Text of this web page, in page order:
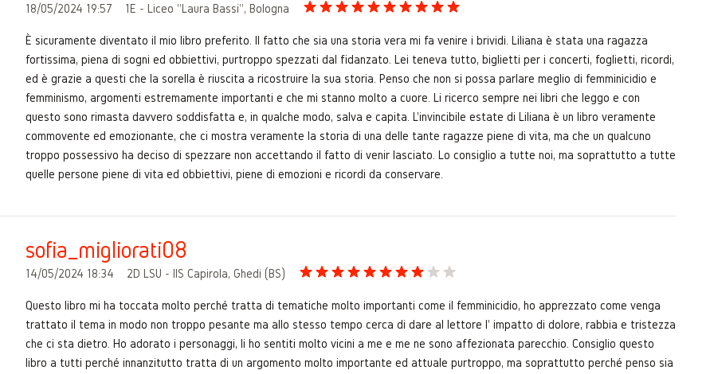
18/05/2024 19:57 1E - Liceo "Laura Bassi", Bologna
È sicuramente diventato il mio libro preferito. Il fatto che sia una storia vera mi fa venire i brividi. Liliana è stata una ragazza
fortissima, piena di sogni ed obbiettivi, purtroppo spezzati dal fidanzato. Lei teneva tutto, biglietti per i concerti, foglietti, ricordi,
ed è grazie a questi che la sorella è riuscita a ricostruire la sua storia. Penso che non si possa parlare meglio di femminicidio e
femminismo, argomenti estremamente importanti e che mi stanno molto a cuore. Li ricerco sempre nei libri che leggo e con
questo sono rimasta davvero soddisfatta e, in qualche modo, salva e capita. L'invincibile estate di Liliana è un libro veramente
commovente ed emozionante, che ci mostra veramente la storia di una delle tante ragazze piene di vita, ma che un qualcuno
troppo possessivo ha deciso di spezzare non accettando il fatto di venir lasciato. Lo consiglio a tutte noi, ma soprattutto a tutte
quelle persone piene di vita ed obbiettivi, piene di emozioni e ricordi da conservare.
sofia_migliorati08
14/05/2024 18:34 2D LSU - IIS Capirola, Ghedi (BS)
Questo libro mi ha toccata molto perché tratta di tematiche molto importanti come il femminicidio, ho apprezzato come venga
trattato il tema in modo non troppo pesante ma allo stesso tempo cerca di dare al lettore l' impatto di dolore, rabbia e tristezza
che ci sta dietro. Ho adorato i personaggi, li ho sentiti molto vicini a me e me ne sono affezionata parecchio. Consiglio questo
libro a tutti perché innanzitutto tratta di un argomento molto importante ed attuale purtroppo, ma soprattutto perché penso sia